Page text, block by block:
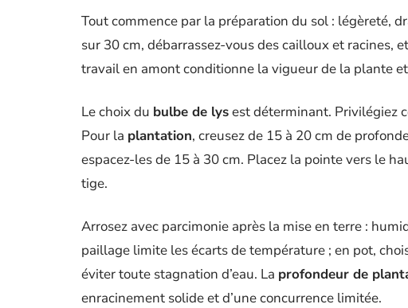
Tout commence par la préparation du sol : légèreté,
sur 30 cm, débarrassez-vous des cailloux et racines,
travail en amont conditionne la vigueur de la plante
Le choix du bulbe de lysest déterminant. Privilégiez
Pour la plantation, creusez de 15 à 20 cm de
espacez-les de 15 à 30 cm. Placez la pointe vers le
tige.
Arrosez avec parcimonie après la mise en terre :
paillage limite les écarts de température ; en pot,
éviter toute stagnation d’eau. La profondeur de
enracinement solide et d’une concurrence limitée.